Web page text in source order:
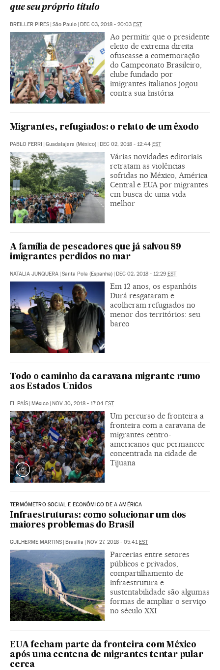
que seu próprio título
BREILLER PIRES São Paulo DEC 03, 2018 - 20:03 EST
Ao permitir que o presidente
eleito de extrema direita
ofuscasse a comemoração
do Campeonato Brasileiro,
clube fundado por
imigrantes italianos jogou
contra sua história
Migrantes, refugiados: o relato de um êxodo
PABLO FERRI Guadalajara (México) DEC 02, 2018 - 12:44 EST
Várias novidades editoriais
retratam as violências
sofridas no México, América
Central e EUA por migrantes
em busca de uma vida
melhor
A família de pescadores que já salvou 89
imigrantes perdidos no mar
NATALIA JUNQUERA Santa Pola (Espanha) DEC 02, 2018 - 12:29 EST
Em 12 anos, os espanhóis
Durá resgataram e
acolheram refugiados no
menor dos territórios: seu
barco
Todo o caminho da caravana migrante rumo
aos Estados Unidos
EL PAÍS México NOV 30, 2018 - 17:04 EST
Um percurso de fronteira a
fronteira com a caravana de
migrantes centro-
americanos que permanece
concentrada na cidade de
Tijuana
TERMÓMETRO SOCIAL E ECONÔMICO DE A AMÉRICA
Infraestruturas: como solucionar um dos
maiores problemas do Brasil
GUILHERME MARTINS Brasilia NOV 27, 2018 - 05:41 EST
Parcerias entre setores
públicos e privados,
compartilhamento de
infraestrutura e
sustentabilidade são algumas
formas de ampliar o serviço
no século XXI
EUA fecham parte da fronteira com México
após uma centena de migrantes tentar pular
cerca